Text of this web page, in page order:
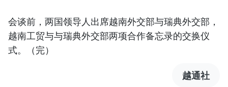
会谈前，两国领导人出席越南外交部与瑞典外交部，
越南工贸与与瑞典外交部两项合作备忘录的交换仪
式。（完）
越通社